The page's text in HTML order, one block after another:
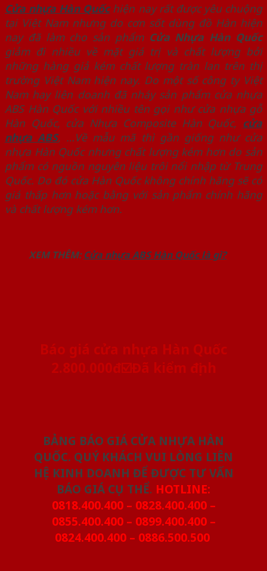
Cửa nhựa Hàn Quốchiện nay rất được yêu chuộng
tại Việt Nam nhưng do cơn sốt dùng đồ Hàn hiện
nay đã làm cho sản phẩm Cửa Nhựa Hàn Quốc
giảm đi nhiều về mặt giá trị và chất lượng bởi
những hàng giả kém chất lượng tràn lan trên thị
trường Việt Nam hiện nay. Do một số công ty Việt
Nam hay liên doanh đã nháy sản phẩm cửa nhựa
ABS Hàn Quốc với nhiều tên gọi như cửa nhựa gỗ
Hàn Quốc, cửa Nhựa Composite Hàn Quốc, cửa
nhựa ABS, …Về mẫu mã thì gần giống như cửa
nhựa Hàn Quốc nhưng chất lượng kém hơn do sản
phẩm có nguồn nguyên liệu trôi nổi nhập từ Trung
Quốc. Do đó cửa Hàn Quốc không chính hãng sẽ có
giá thấp hơn hoặc bằng với sản phẩm chính hãng
và chất lượng kém hơn.
XEM THÊM:Cửa nhựa ABS Hàn Quốc là gì?
Báo giá cửa nhựa Hàn Quốc
2.800.000đ☑️Đã kiểm định
BẢNG BÁO GIÁ CỬA NHỰA HÀN
QUỐC. QUÝ KHÁCH VUI LÒNG LIÊN
HỆ KINH DOANH ĐỂ ĐƯỢC TƯ VẤN
BÁO GIÁ CỤ THỂ. HOTLINE:
0818.400.400 – 0828.400.400 –
0855.400.400 – 0899.400.400 –
0824.400.400 – 0886.500.500